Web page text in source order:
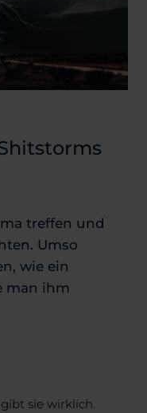
treffen und
Umso
wie ein
man ihm
gibt sie wirklich.